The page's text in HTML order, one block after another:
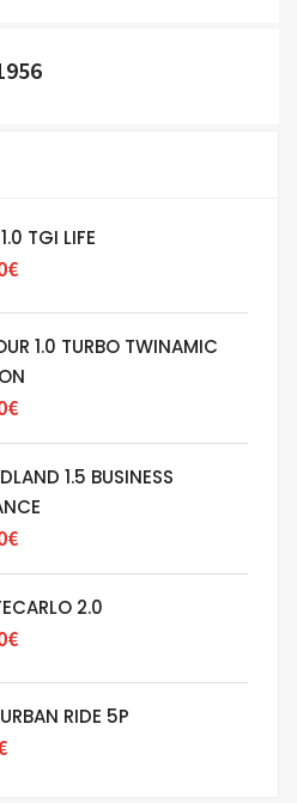
TGI LIFE
1.0 TURBO TWINAMIC
1.5 BUSINESS
2.0
RIDE 5P